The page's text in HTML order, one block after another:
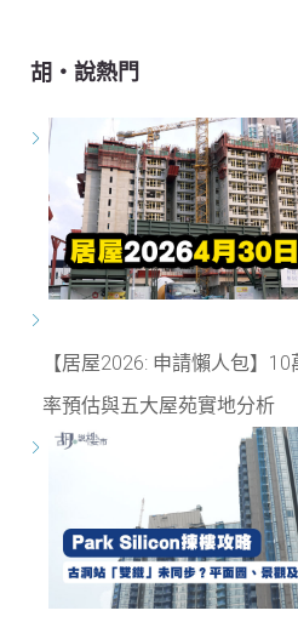
胡‧說熱門
【居屋2026: 申請懶人包】
率預估與五大屋苑實地分析